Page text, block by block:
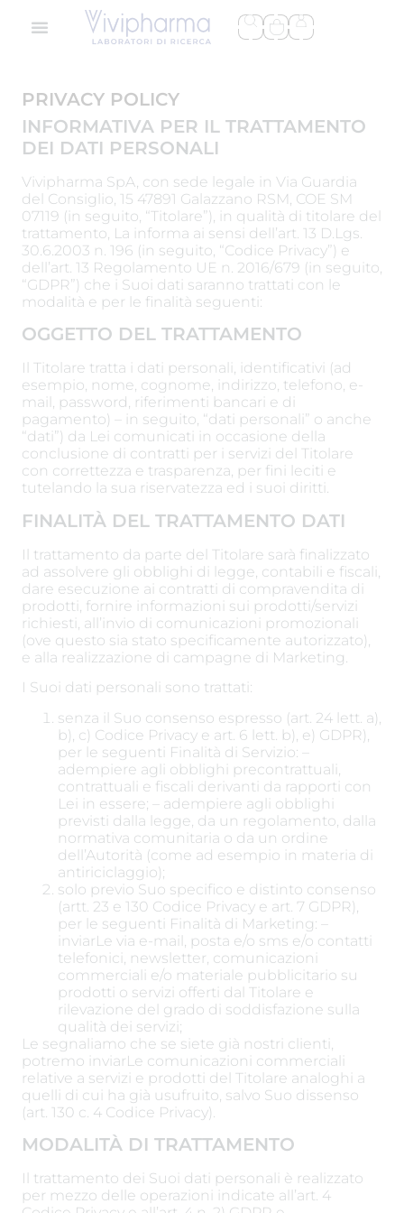
PRIVACY POLICY
INFORMATIVA PER IL TRATTAMENTO
DEI DATI PERSONALI
Vivipharma SpA, con sede legale in Via Guardia
del Consiglio, 15 47891 Galazzano RSM, COE SM
07119 (in seguito, “Titolare”), in qualità di titolare del
trattamento, La informa ai sensi dell’art. 13 D.Lgs.
30.6.2003 n. 196 (in seguito, “Codice Privacy”) e
dell’art. 13 Regolamento UE n. 2016/679 (in seguito,
“GDPR”) che i Suoi dati saranno trattati con le
modalità e per le finalità seguenti:
OGGETTO DEL TRATTAMENTO
Il Titolare tratta i dati personali, identificativi (ad
esempio, nome, cognome, indirizzo, telefono, e-
mail, password, riferimenti bancari e di
pagamento) – in seguito, “dati personali” o anche
“dati”) da Lei comunicati in occasione della
conclusione di contratti per i servizi del Titolare
con correttezza e trasparenza, per fini leciti e
tutelando la sua riservatezza ed i suoi diritti.
FINALITÀ DEL TRATTAMENTO DATI
Il trattamento da parte del Titolare sarà finalizzato
ad assolvere gli obblighi di legge, contabili e fiscali,
dare esecuzione ai contratti di compravendita di
prodotti, fornire informazioni sui prodotti/servizi
richiesti, all’invio di comunicazioni promozionali
(ove questo sia stato specificamente autorizzato),
e alla realizzazione di campagne di Marketing.
I Suoi dati personali sono trattati:
senza il Suo consenso espresso (art. 24 lett. a),
b), c) Codice Privacy e art. 6 lett. b), e) GDPR),
per le seguenti Finalità di Servizio: –
adempiere agli obblighi precontrattuali,
contrattuali e fiscali derivanti da rapporti con
Lei in essere; – adempiere agli obblighi
previsti dalla legge, da un regolamento, dalla
normativa comunitaria o da un ordine
dell’Autorità (come ad esempio in materia di
antiriciclaggio);
solo previo Suo specifico e distinto consenso
(artt. 23 e 130 Codice Privacy e art. 7 GDPR),
per le seguenti Finalità di Marketing: –
inviarLe via e-mail, posta e/o sms e/o contatti
telefonici, newsletter, comunicazioni
commerciali e/o materiale pubblicitario su
prodotti o servizi offerti dal Titolare e
rilevazione del grado di soddisfazione sulla
qualità dei servizi;
Le segnaliamo che se siete già nostri clienti,
potremo inviarLe comunicazioni commerciali
relative a servizi e prodotti del Titolare analoghi a
quelli di cui ha già usufruito, salvo Suo dissenso
(art. 130 c. 4 Codice Privacy).
MODALITÀ DI TRATTAMENTO
Il trattamento dei Suoi dati personali è realizzato
per mezzo delle operazioni indicate all’art. 4